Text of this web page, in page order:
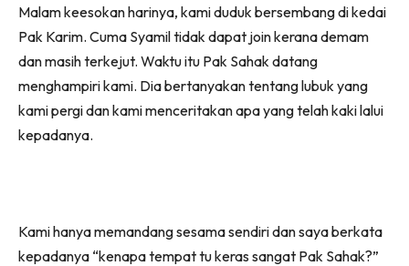
Malam keesokan harinya, kami duduk bersembang di kedai
Pak Karim. Cuma Syamil tidak dapat join kerana demam
dan masih terkejut. Waktu itu Pak Sahak datang
menghampiri kami. Dia bertanyakan tentang lubuk yang
kami pergi dan kami menceritakan apa yang telah kaki lalui
kepadanya.
Kami hanya memandang sesama sendiri dan saya berkata
kepadanya “kenapa tempat tu keras sangat Pak Sahak?”